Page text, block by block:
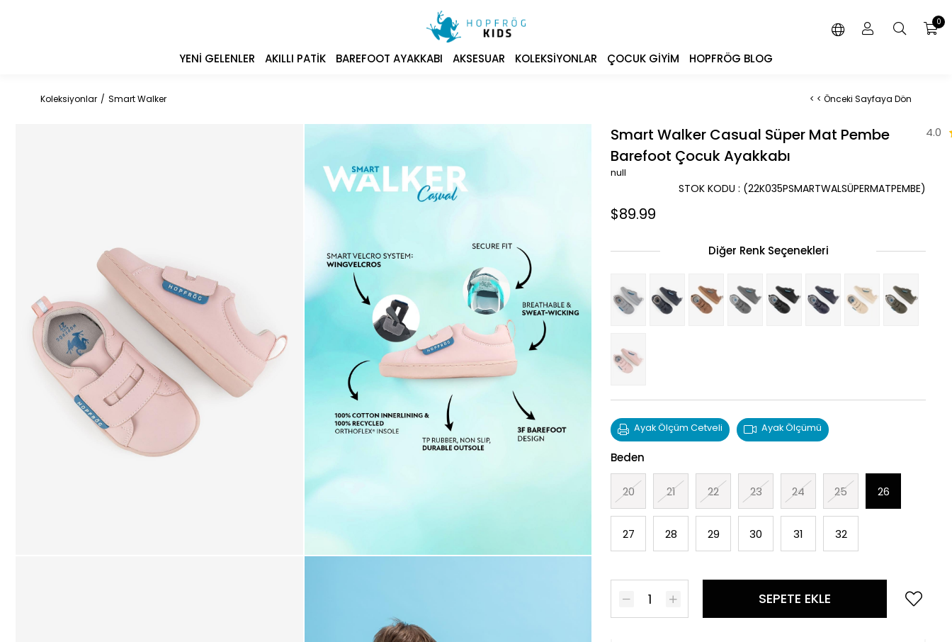
0
YENI GELENLER AKILLI PATIK BAREFOOT AYAKKABI AKSESUAR KOLEKSIYONLAR ÇOCUK GIYIM HOPFRÖG BLOG
Koleksiyonlar Smart Walker < < Önceki Sayfaya Dön
Smart Walker Casual Süper Mat Pembe
Barefoot Çocuk Ayakkabı
null
(22K035PSMARTWALSÜPERMATPEMBE)
STOK KODU
$89.99
Diğer Renk Seçenekleri
Ayak Ölçüm Cetveli Ayak Ölçümü
Beden
20 21 22 23 24 25 26
27 28 29 30 31 32
4.0